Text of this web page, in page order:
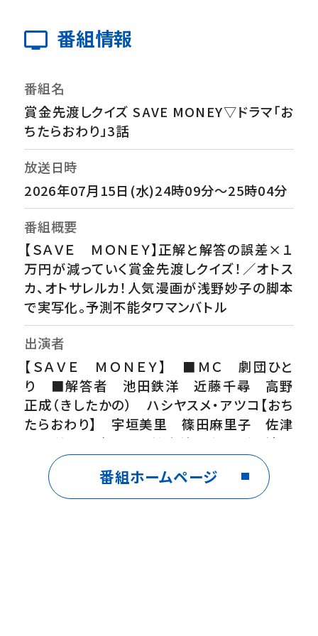
番組情報
番組名
賞金先渡しクイズ SAVE MONEY▽ドラマ「お
ちたらおわり」3話
放送日時
2026年07月15日(水)24時09分～25時04分
番組概要
【ＳＡＶＥ ＭＯＮＥＹ】正解と解答の誤差×１
万円が減っていく賞金先渡しクイズ！／オトス
カ、オトサレルカ！人気漫画が浅野妙子の脚本
で実写化。予測不能タワマンバトル
出演者
【ＳＡＶＥ ＭＯＮＥＹ】 ■ＭＣ 劇団ひと
り ■解答者 池田鉄洋 近藤千尋 高野
正成（きしたかの） ハシヤスメ・アツコ【おち
たらおわり】 宇垣美里 篠田麻里子 佐津
川愛美 風吹ケイ 鈴木紗理奈 ／ 池田
直人 清水海李 ほか
番組内容
番組ホームページ